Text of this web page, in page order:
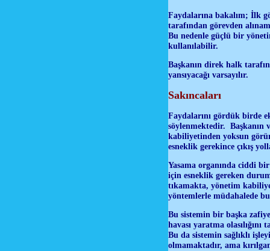
Faydalarına bakalım; İlk
tarafından görevden
Bu nedenle güçlü bir
kullanılabilir.
Başkanın direk halk
yansıyacağı varsayılır.
Sakıncaları
Faydalarını gördük birde
söylenmektedir. Başkanın
kabiliyetinden yoksun
esneklik gerekince çıkış
Yasama organında ciddi
için esneklik gereken
tıkamakta, yönetim
yöntemlerle müdahalede
Bu sistemin bir başka
havası yaratma
Bu da sistemin sağlıklı
olmamaktadır, ama